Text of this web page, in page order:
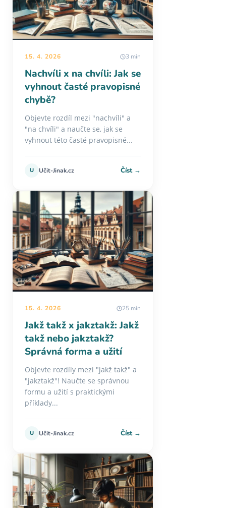
15. 4. 2026 3 min
Nachvíli x na chvíli: Jak se
vyhnout časté pravopisné
chybě?
Objevte rozdíl mezi "nachvíli" a
"na chvíli" a naučte se, jak se
vyhnout této časté pravopisné...
U Učit-Jinak.cz Číst →
15. 4. 2026 25 min
Jakž takž x jakztakž: Jakž
takž nebo jakztakž?
Správná forma a užití
Objevte rozdíly mezi "jakž takž" a
"jakztakž"! Naučte se správnou
formu a užití s praktickými
příklady...
U Učit-Jinak.cz Číst →